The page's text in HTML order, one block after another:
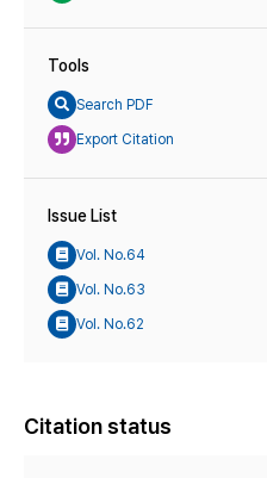
Tools
Search PDF
Export Citation
Issue List
Vol. No.64
Vol. No.63
Vol. No.62
Citation status